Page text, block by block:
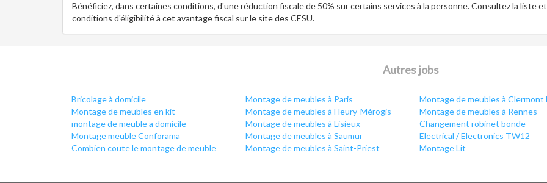
Bénéficiez, dans certaines conditions, d'une réduction fiscale de 50% sur certains services à la personne. Consultez la liste
conditions d'éligibilité à cet avantage fiscal sur le site des CESU.
Autres jobs
Bricolage à domicile
Montage de meubles en kit
montage de meuble a domicile
Montage meuble Conforama
Combien coute le montage de meuble
Montage de meubles à Paris
Montage de meubles à Fleury-Mérogis
Montage de meubles à Lisieux
Montage de meubles à Saumur
Montage de meubles à Saint-Priest
Montage de meubles à Clermont
Montage de meubles à Rennes
Changement robinet bonde
Electrical / Electronics TW12
Montage Lit